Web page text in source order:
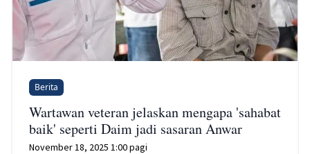
Berita
Wartawan veteran jelaskan mengapa 'sahabat
baik' seperti Daim jadi sasaran Anwar
November 18, 2025 1:00 pagi